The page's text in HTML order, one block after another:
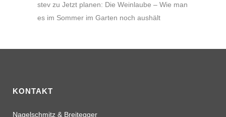
stev zu Jetzt planen: Die Weinlaube – Wie man
es im Sommer im Garten noch aushält
KONTAKT
Nagelschmitz & Breitegger